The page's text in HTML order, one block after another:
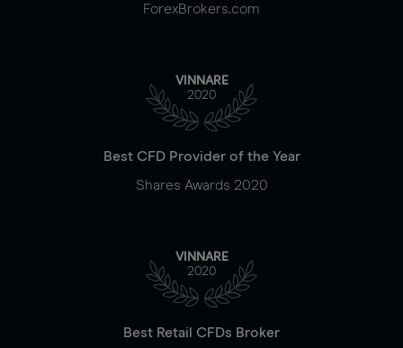
ForexBrokers.com
VINNARE
2020
Best CFD Provider of the Year
Shares Awards 2020
VINNARE
2020
Best Retail CFDs Broker